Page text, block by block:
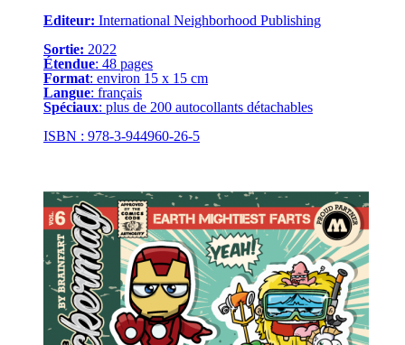
Editeur: International Neighborhood Publishing
Sortie: 2022
Étendue: 48 pages
Format: environ 15 x 15 cm
Langue: français
Spéciaux: plus de 200 autocollants détachables
ISBN : 978-3-944960-26-5